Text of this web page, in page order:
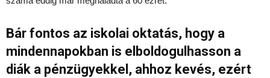
Bár fontos az iskolai oktatás, hogy a
mindennapokban is elboldogulhasson a
diák a pénzügyekkel, ahhoz kevés, ezért